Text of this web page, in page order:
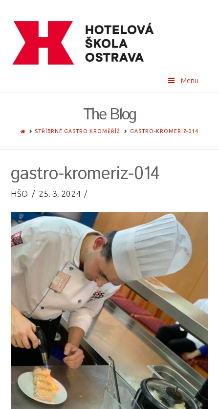
Menu
The Blog
HOMESTŘÍBRNÉ GASTRO KROMĚŘÍŽ GASTRO-KROMERIZ-014
gastro-kromeriz-014
HŠO 25. 3. 2024